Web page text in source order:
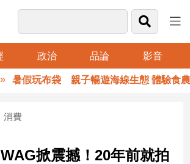
政治 品論 影音
暑假玩布袋 親子暢遊海線生態 體驗食農
消費
掀震撼！20年前就拍